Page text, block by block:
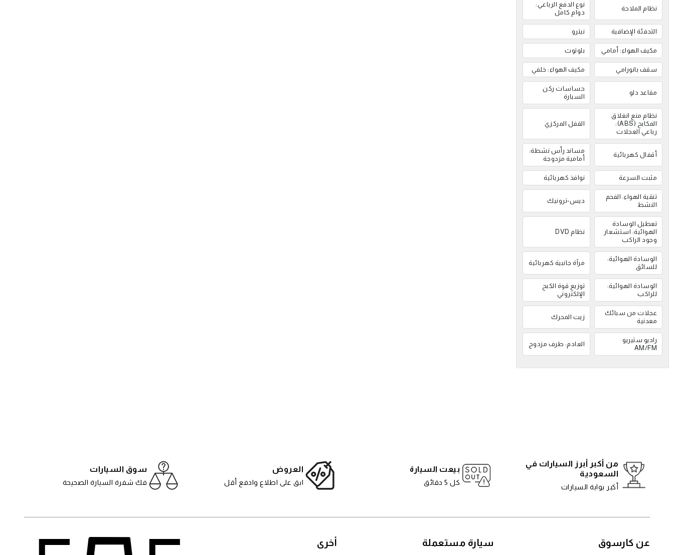
نظام الملاحة
نوع الدفع الرباعي:
دوام كامل
التدفئة الإضافية نيترو
مكيف الهواء: أمامي بلوتوث
سقف بانورامي مكيف الهواء: خلفي
مقاعد دلو
حساسات ركن
السيارة
نظام منع انغلاق
المكابح (ABS):
رباعي العجلات
القفل المركزي
أقفال كهربائية
مساند رأس نشطة:
أمامية مزدوجة
مثبت السرعة نوافذ كهربائية
تنقية الهواء: الفحم
النشط
ديس-ترونيك
تعطيل الوسادة
الهوائية: استشعار
وجود الراكب
نظام DVD
الوسادة الهوائية:
للسائق
مرآة جانبية كهربائية
الوسادة الهوائية:
للراكب
توزيع قوة الكبح
الإلكتروني
عجلات من سبائك
معدنية
زيت المحرك
راديو ستيريو
AM/FM
العادم: طرف مزدوج
من أكبر أبرز السيارات في
السعودية
أكبر بوابة السيارات
بيعت السيارة
كل 5 دقائق
العروض
ابق على اطلاع وادفع أقل
سوق السيارات
فك شفرة السيارة الصحيحة
عن كارسوق سيارة مستعملة أخرى